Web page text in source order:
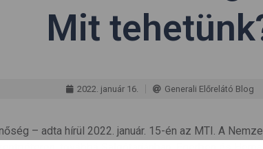
Mit
2022. január 16. Generali Előrelátó Blog
– adta hírül 2022. január. 15-én az MTI. A